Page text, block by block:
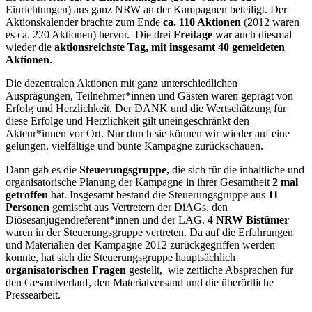
Einrichtungen) aus ganz NRW an der Kampagnen beteiligt. Der
Aktionskalender brachte zum Ende ca. 110 Aktionen (2012 waren
es ca. 220 Aktionen) hervor. Die drei Freitage war auch diesmal
wieder die aktionsreichste Tag, mit insgesamt 40 gemeldeten
Aktionen.
Die dezentralen Aktionen mit ganz unterschiedlichen
Ausprägungen, Teilnehmer*innen und Gästen waren geprägt von
Erfolg und Herzlichkeit. Der DANK und die Wertschätzung für
diese Erfolge und Herzlichkeit gilt uneingeschränkt den
Akteur*innen vor Ort. Nur durch sie können wir wieder auf eine
gelungen, vielfältige und bunte Kampagne zurückschauen.
Dann gab es die Steuerungsgruppe, die sich für die inhaltliche und
organisatorische Planung der Kampagne in ihrer Gesamtheit 2 mal
getroffen hat. Insgesamt bestand die Steuerungsgruppe aus 11
Personen gemischt aus Vertretern der DiAGs, den
Diösesanjugendreferent*innen und der LAG. 4 NRW Bistümer
waren in der Steuerungsgruppe vertreten. Da auf die Erfahrungen
und Materialien der Kampagne 2012 zurückgegriffen werden
konnte, hat sich die Steuerungsgruppe hauptsächlich
organisatorischen Fragen gestellt, wie zeitliche Absprachen für
den Gesamtverlauf, den Materialversand und die überörtliche
Pressearbeit.